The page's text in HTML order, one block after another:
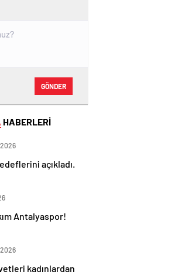
GÖNDER
HABERLERİ
açıkladı.
Antalyaspor!
kadınlardan